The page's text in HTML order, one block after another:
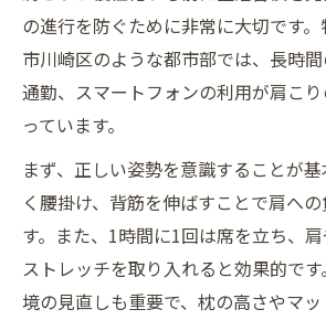
の進行を防ぐために非常に大切です
市川崎区のような都市部では、長時
通勤、スマートフォンの利用が肩こ
っています。
まず、正しい姿勢を意識することが
く腰掛け、背筋を伸ばすことで肩へ
す。また、1時間に1回は席を立ち、
ストレッチを取り入れると効果的で
境の見直しも重要で、枕の高さやマ